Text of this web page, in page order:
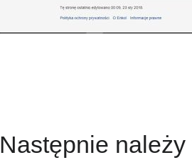
Następnie należy